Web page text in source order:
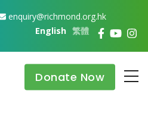
enquiry@richmond.org.hk
繁體
English
Donate Now